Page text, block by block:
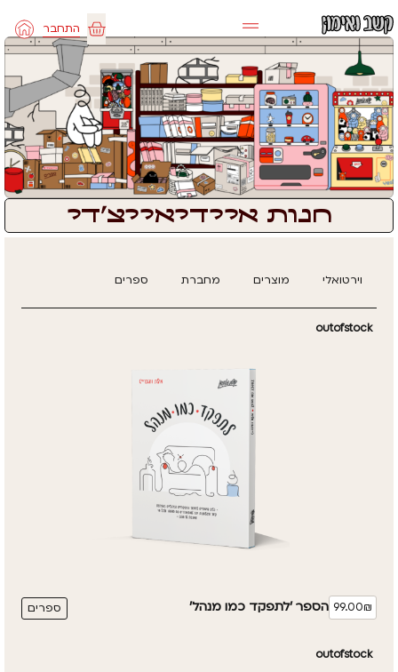
דילוג
לתוכן
עגלת
קניות
התחבר
חנות איידיאייצ'די
וירטואלי מוצרים מחברת ספרים
outofstock
99.00₪ הספר 'לתפקד כמו מנהל' ספרים
outofstock